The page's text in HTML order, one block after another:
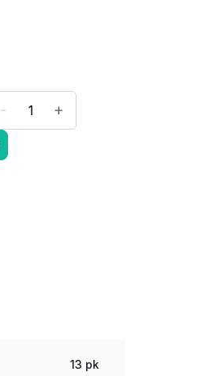
- +
13 pk